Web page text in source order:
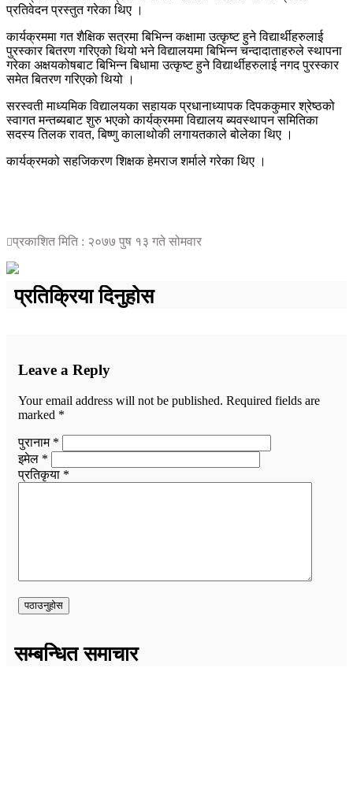
प्रतिवेदन प्रस्तुत गरेका थिए ।
कार्यक्रममा गत शैक्षिक सत्रमा बिभिन्न कक्षामा उत्कृष्ट हुने विद्यार्थीहरुलाई
पुरस्कार बितरण गरिएको थियो भने विद्यालयमा बिभिन्न चन्दादाताहरुले स्थापना
गरेका अक्षयकोषबाट बिभिन्न बिधामा उत्कृष्ट हुने विद्यार्थीहरुलाई नगद पुरस्कार
समेत बितरण गरिएको थियो ।
सरस्वती माध्यमिक विद्यालयका सहायक प्रधानाध्यापक दिपककुमार श्रेष्ठको
स्वागत मन्तब्यबाट शुरु भएको कार्यक्रममा विद्यालय ब्यवस्थापन समितिका
सदस्य तिलक रावत, बिष्णु कालाथोकी लगायतकाले बोलेका थिए ।
कार्यक्रमको सहजिकरण शिक्षक हेमराज शर्माले गरेका थिए ।
प्रकाशित मिति : २०७७ पुष १३ गते सोमवार
प्रतिक्रिया दिनुहोस
Leave a Reply
Your email address will not be published. Required fields are
marked *
पुरानाम *
इमेल *
प्रतिकृया *
सम्बन्धित समाचार